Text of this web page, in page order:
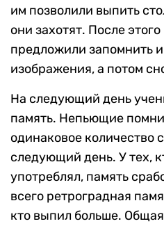
им позволили выпить
они захотят. После
предложили запомнить
изображения, а потом
На следующий день
память. Непьющие
одинаковое количество
следующий день. У тех,
употреблял, память
всего ретроградная
кто выпил больше.